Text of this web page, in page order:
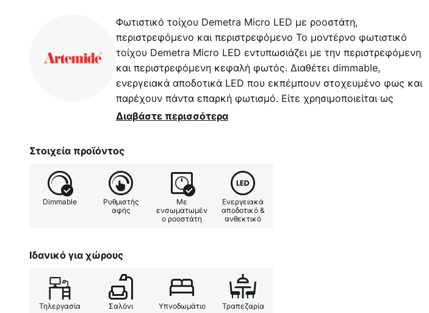
Φωτιστικό τοίχου Demetra Micro LED με ροοστάτη,
περιστρεφόμενο και περιστρεφόμενο Το μοντέρνο φωτιστικό
τοίχου Demetra Micro LED εντυπωσιάζει με την περιστρεφόμενη
και περιστρεφόμενη κεφαλή φωτός. Διαθέτει dimmable,
ενεργειακά αποδοτικά LED που εκπέμπουν στοχευμένο φως και
παρέχουν πάντα επαρκή φωτισμό. Είτε χρησιμοποιείται ως
φωτιστικό ανάγνωσης είτε ως φωτιστικό εργασίας, το Demetra
του φωτός στο χώρο. Η σειρά φωτιστικών Demetra σχεδιάστηκε
από τον Ιάπωνα σχεδιαστή Naoto Fukasawa, ο οποίος
δημιούργησε ένα διαχρονικό κλασικό σχέδιο για την Artemide.
Διαβάστε περισσότερα
Στοιχεία προϊόντος
Dimmable
Ρυθμιστής
αφής
Με
ενσωματωμέν
ο ροοστάτη
Ενεργειακά
αποδοτικό &
ανθεκτικό
Ιδανικό για χώρους
Τηλεργασία Σαλόνι Υπνοδωμάτιο Τραπεζαρία